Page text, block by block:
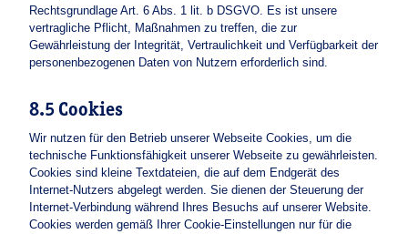
Rechtsgrundlage Art. 6 Abs. 1 lit. b DSGVO. Es ist unsere
vertragliche Pflicht, Maßnahmen zu treffen, die zur
Gewährleistung der Integrität, Vertraulichkeit und Verfügbarkeit der
personenbezogenen Daten von Nutzern erforderlich sind.
8.5 Cookies
Wir nutzen für den Betrieb unserer Webseite Cookies, um die
technische Funktionsfähigkeit unserer Webseite zu gewährleisten.
Cookies sind kleine Textdateien, die auf dem Endgerät des
Internet-Nutzers abgelegt werden. Sie dienen der Steuerung der
Internet-Verbindung während Ihres Besuchs auf unserer Website.
Cookies werden gemäß Ihrer Cookie-Einstellungen nur für die